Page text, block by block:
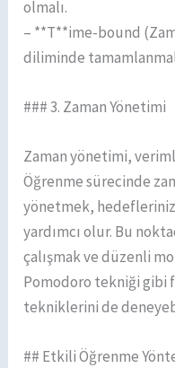
olmalı.
– **T**ime-bound
diliminde
### 3. Zaman Yönetimi
Zaman yönetimi,
Öğrenme sürecinde
yönetmek,
yardımcı olur. Bu
çalışmak ve düzenli
Pomodoro tekniği gibi
tekniklerini de
## Etkili Öğrenme